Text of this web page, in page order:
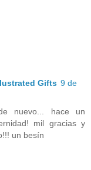
Gifts 9 de
nuevo... hace un
mil gracias y
un besín